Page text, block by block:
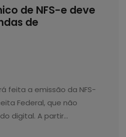
de NFS-e deve
de
feita a emissão da NFS-
Federal, que não
digital. A partir…